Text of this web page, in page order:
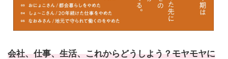
会社、仕事、生活、これからどうしよう？モヤモヤに